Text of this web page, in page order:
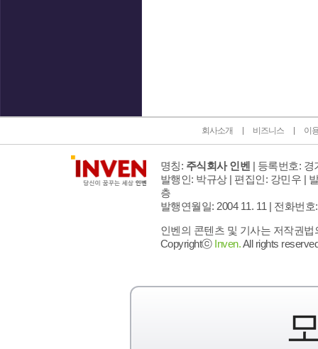
회사소개 비즈니스 이
명칭: 주식회사 인벤 | 등록번호: 경
발행인: 박규상 | 편집인: 강민우 |
층
발행연월일: 2004 11. 11 | 전화번호
인벤의 콘텐츠 및 기사는 저작권
Copyrightⓒ Inven.All rights